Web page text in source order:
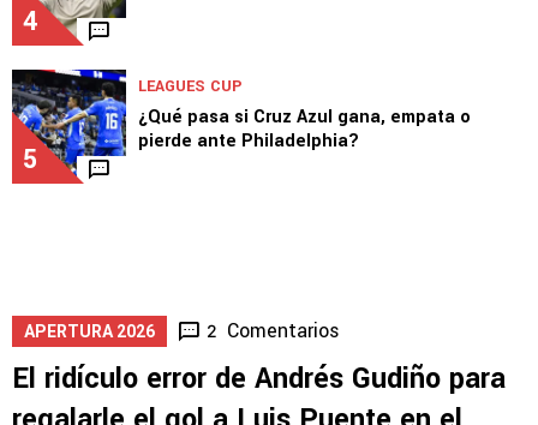
4
5
LEAGUES CUP
¿Qué pasa si Cruz Azul gana, empata o
pierde ante Philadelphia?
APERTURA 2026 2 Comentarios
El ridículo error de Andrés Gudiño para